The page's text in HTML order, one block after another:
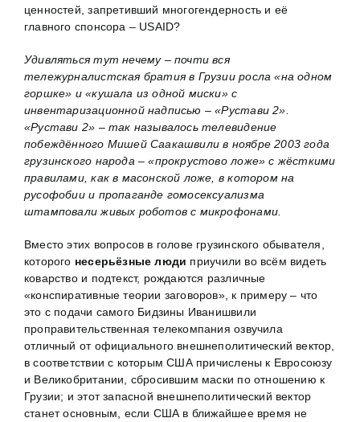
ценностей, запретивший многогендерность и её
главного спонсора – USAID?
Удивляться тут нечему – почти вся
тележурналистская братия в Грузии росла «на одном
горшке» и «кушала из одной миски» с
инвентаризационной надписью – «Рустави 2».
«Рустави 2» – так называлось телевидение
побеждённого Мишей Саакашвили в ноябре 2003 года
грузинского народа – «прокрустово ложе» с жёсткими
правилами, как в масонской ложе, в котором на
русофобии и пропаганде гомосексуализма
штамповали живых роботов с микрофонами.
Вместо этих вопросов в голове грузинского обывателя,
которого несерьёзные люди приучили во всём видеть
коварство и подтекст, рождаются различные
«конспиративные теории заговоров», к примеру – что
это с подачи самого Бидзины Иванишвили
проправительственная телекомпания озвучила
отличный от официального внешнеполитический вектор,
в соответствии с которым США причислены к Евросоюзу
и Великобритании, сбросившим маски по отношению к
Грузии; и этот запасной внешнеполитический вектор
станет основным, если США в ближайшее время не